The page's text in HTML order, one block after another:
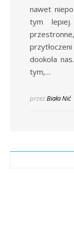
nawet
tym
dookoła
tym,…
przezBiała Nić